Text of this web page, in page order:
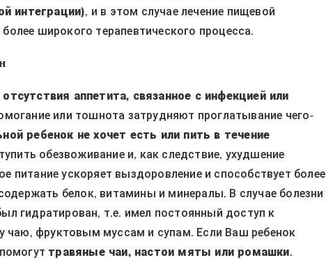
интеграции), и в этом случае лечение пищевой
широкого терапевтического процесса.
отсутствия аппетита, связанное с инфекцией или
или тошнота затрудняют проглатывание чего-
ребенок не хочет есть или пить в течение
обезвоживание и, как следствие, ухудшение
питание ускоряет выздоровление и способствует более
белок, витамины и минералы. В случае болезни
гидратирован, т.е. имел постоянный доступ к
чаю, фруктовым муссам и супам. Если Ваш ребенок
травяные чаи, настои мяты или ромашки.